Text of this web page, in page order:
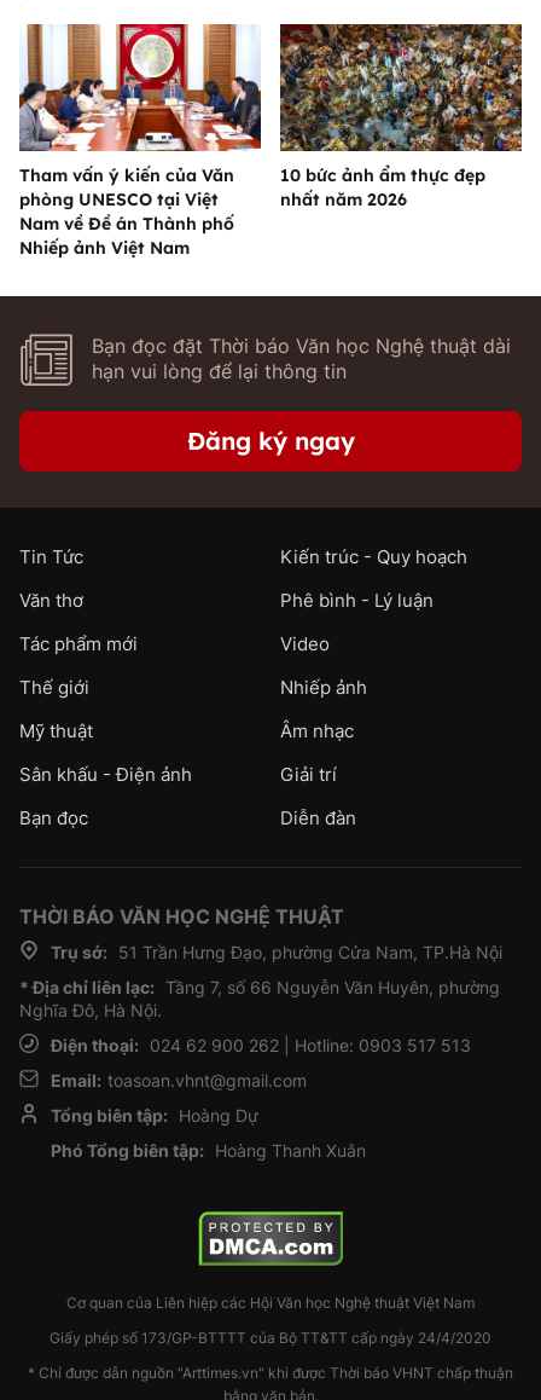
Tham vấn ý kiến của Văn
phòng UNESCO tại Việt
Nam về Đề án Thành phố
Nhiếp ảnh Việt Nam
10 bức ảnh ẩm thực đẹp
nhất năm 2026
Bạn đọc đặt Thời báo Văn học Nghệ thuật dài
hạn vui lòng để lại thông tin
Đăng ký ngay
Tin Tức
Kiến trúc - Quy hoạch
Văn thơ
Phê bình - Lý luận
Tác phẩm mới
Video
Thế giới
Nhiếp ảnh
Mỹ thuật
Âm nhạc
Sân khấu - Điện ảnh
Giải trí
Bạn đọc
Diễn đàn
THỜI BÁO VĂN HỌC NGHỆ THUẬT
Trụ sở:
51 Trần Hưng Đạo, phường Cửa Nam, TP.Hà Nội
* Địa chỉ liên lạc: Tầng 7, số 66 Nguyễn Văn Huyên, phường
Nghĩa Đô, Hà Nội.
Điện thoại:
024 62 900 262 | Hotline: 0903 517 513
Email: toasoan.vhnt@gmail.com
Tổng biên tập:
Hoàng Dự
Phó Tổng biên tập:
Hoàng Thanh Xuân
Cơ quan của Liên hiệp các Hội Văn học Nghệ thuật Việt Nam
Giấy phép số 173/GP-BTTTT của Bộ TT&TT cấp ngày 24/4/2020
* Chỉ được dẫn nguồn "Arttimes.vn" khi được Thời báo VHNT chấp thuận
bằng văn bản.